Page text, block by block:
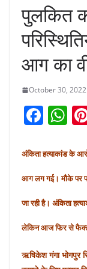
पुलकित
आग का
October 30, 2022
F
c
e
b
o
o
k
W
at
s
p
p
अंकिता हत्याकांड के
आग लग गई। मौके पर
जा रही है। अंकिता
लेकिन आज फिर से
ऋषिकेश गंगा भोगपुर